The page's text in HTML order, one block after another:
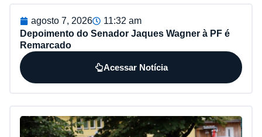
agosto 7, 2026
11:32 am
Depoimento do Senador Jaques Wagner à PF é
Remarcado
Acessar Notícia